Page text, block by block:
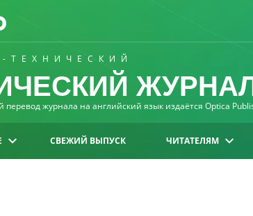
ТЕХНИЧЕСКИЙ
перевод журнала на английский язык издаётся Optica
СВЕЖИЙ ВЫПУСК ЧИТАТЕЛЯМ